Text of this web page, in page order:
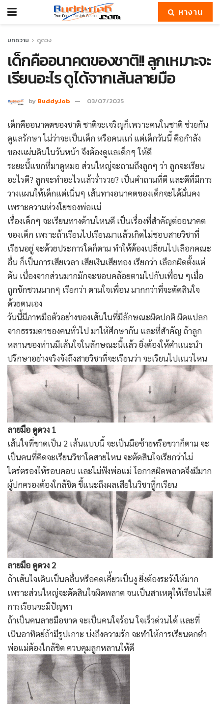
หางาน
บทความ ดูดวง
เด็กคืออนาคตของชาติ!! ลูกเหมาะจะ
เรียนอะไร ดูได้จากเส้นลายมือ
by BuddyJob 03/07/2025
เด็กคืออนาคตของชาติ ชาติจะเจริญก็เพราะคนในชาติ ช่วยกัน
ดูแลรักษา ไม่ว่าจะเป็นเด็ก หรือคนแก่ แต่เด็กวันนี้ คือกำลัง
ของแผ่นดินในวันหน้า จึงต้องดูแลเด็กๆ ให้ดี
ระยะนี้แขกที่มาดูหมอ ส่วนใหญ่จะถามถึงลูกๆ ว่า ลูกจะเรียน
อะไรดี? ลูกจะทำอะไรแล้วร่ำรวย? เป็นคำถามที่ดี และดีที่มีการ
วางแผนให้เด็กแต่เนิ่นๆ เส้นทางอนาคตของเด็กจะได้มั่นคง
เพราะความห่วงใยของพ่อแม่
เรื่องเด็กๆ จะเรียนทางด้านไหนดี เป็นเรื่องที่สำคัญต่ออนาคต
ของเด็ก เพราะถ้าเรียนไปเรียนมาแล้วเกิดไม่ชอบสายวิชาที่
เรียนอยู่ จะด้วยประการใดก็ตาม ทำให้ต้องเปลี่ยนไปเลือกคณะ
อื่น ก็เป็นการเสียเวลา เสียเงินเสียทอง เรียกว่า เลือกผิดตั้งแต่
ต้น เนื่องจากส่วนมากมักจะชอบคล้อยตามไปกับเพื่อน ๆเมื่อ
ถูกชักชวนมากๆ เรียกว่า ตามใจเพื่อน มากกว่าที่จะตัดสินใจ
ด้วยตนเอง
วันนี้มีภาพมือตัวอย่างของเส้นในที่มีลักษณะผิดปกติ ผิดแปลก
จากธรรมดาของคนทั่วไป มาให้ศึกษากัน และที่สำคัญ ถ้าลูก
หลานของท่านมีเส้นใจในลักษณะนี้แล้ว ยิ่งต้องให้คำแนะนำ
ปรึกษาอย่างจริงจังถึงสายวิชาที่จะเรียนว่า จะเรียนไปแนวไหน
ลายมือ ดูดวง 1
เส้นใจที่ขาดเป็น 2 เส้นแบบนี้ จะเป็นมือซ้ายหรือขวาก็ตาม จะ
เป็นคนที่คิดจะเรียนวิชาใดสายไหน จะตัดสินใจเรียกว่าไม่
ไตร่ตรองให้รอบคอบ และไม่ฟังพ่อแม่ โอกาสผิดพลาดจึงมีมาก
ผู้ปกครองต้องใกล้ชิด ชี้แนะถึงผลเสียในวิชาทีู่กเรียน
ลายมือ ดูดวง 2
ถ้าเส้นใจเดินเป็นคลื่นหรือคดเคี้ยวเป็นงู ยิ่งต้องระวังให้มาก
เพราะส่วนใหญ่จะตัดสินใจผิดพลาด จนเป็นสาเหตุให้เรียนไม่ดี
การเรียนจะมีปัญหา
ถ้าเป็นคนลายมือขาด จะเป็นคนใจร้อน ใจเร็วด่วนได้ และที่
เนินอาทิตย์ถ้ามีรูปเกาะ บ่งถึงความรัก จะทำให้การเรียนตกต่ำ
พ่อแม่ต้องใกล้ชิด ควบคุมลูกหลานให้ดี